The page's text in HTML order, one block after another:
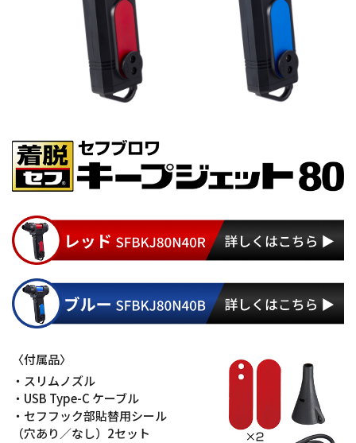
〈付属品〉
・スリムノズル
・USB Type-C ケーブル
・セフフック部貼替用シール
（穴あり／なし） 2セット